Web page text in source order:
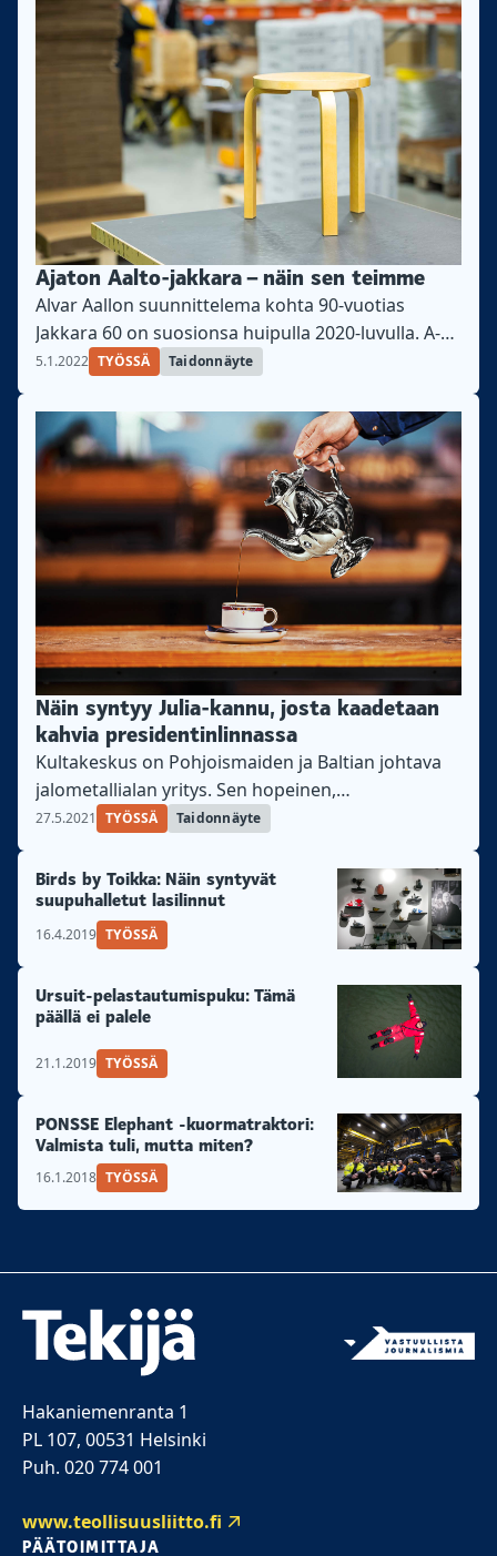
Ajaton Aalto-jakkara – näin sen teimme
Alvar Aallon suunnittelema kohta 90-vuotias
Jakkara 60 on suosionsa huipulla 2020-luvulla. A-
Factoryn työntekijät näyttävät, miten
5.1.2022 TYÖSSÄ Taidonnäyte
Näin syntyy Julia-kannu, josta kaadetaan
kahvia presidentinlinnassa
Kultakeskus on Pohjoismaiden ja Baltian johtava
jalometallialan yritys. Sen hopeinen,
rokokootyylinen Julia-kahvikannu on yrityksen
27.5.2021 TYÖSSÄ Taidonnäyte
Birds by Toikka: Näin syntyvät
suupuhalletut lasilinnut
16.4.2019 TYÖSSÄ
Ursuit-pelastautumispuku: Tämä
päällä ei palele
21.1.2019 TYÖSSÄ
PONSSE Elephant -kuormatraktori:
Valmista tuli, mutta miten?
16.1.2018 TYÖSSÄ
Hakaniemenranta 1
PL 107, 00531 Helsinki
Puh. 020 774 001
www.teollisuusliitto.fi
PÄÄTOIMITTAJA